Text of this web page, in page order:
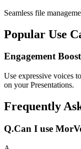
Seamless file
Popular Use
Engagement Boost
Use expressive voices
on your Presentations.
Frequently
Q.Can I use